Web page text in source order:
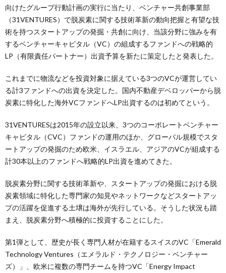
向けたグループ行動計画の実行に当たり、ベンチャー共創事業部
（31VENTURES）で脱炭素に関する技術革新の動向把握と有望な技
術を持つスタートアップの発掘・共創に向け、当該分野に強みを有
するベンチャーキャピタル（VC）の組成するファンドへの戦略的
LP（有限責任パートナー）出資予算を新たに策定したと発表した。
これまでに物流などを投資対象に据えている3つのVCが運営してい
る計3ファンドへの出資を決定した。国内不動産デベロッパーから脱
炭素に特化した海外VCファンドへLP出資するのは初めてという。
31VENTURESは2015年の設立以来、3つのコーポレートベンチャー
キャピタル（CVC）ファンドの運用のほか、グローバル規模でスタ
ートアップの発掘のため欧米、イスラエル、アジアのVCが組成する
計30本以上のファンドへ戦略的LP出資を進めてきた。
脱炭素分野に関する技術革新や、スタートアップの発掘における脱
炭素領域に特化した専門家の知見やネットワークなどスタートアッ
プの活躍を促進する土壌は海外が先行している。そうした状況も踏
まえ、脱炭素分野へ積極的に投資することにした。
第1弾として、歴史が長く専門人材が在籍するスイスのVC「Emerald
Technology Ventures（エメラルド・テクノロジー・ベンチャー
ズ）」、欧米に複数の専門チームを持つVC「Energy Impact